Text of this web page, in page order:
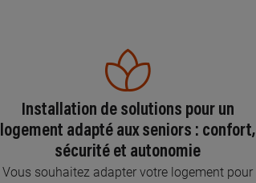
Installation de solutions pour un
logement adapté aux seniors : confort,
sécurité et autonomie
Vous souhaitez adapter votre logement pour